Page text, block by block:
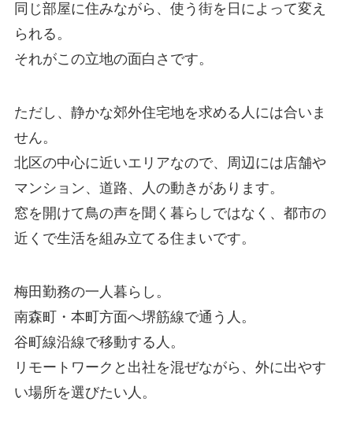
同じ部屋に住みながら、使う街を日によって変え
られる。
それがこの立地の面白さです。
ただし、静かな郊外住宅地を求める人には合いま
せん。
北区の中心に近いエリアなので、周辺には店舗や
マンション、道路、人の動きがあります。
窓を開けて鳥の声を聞く暮らしではなく、都市の
近くで生活を組み立てる住まいです。
梅田勤務の一人暮らし。
南森町・本町方面へ堺筋線で通う人。
谷町線沿線で移動する人。
リモートワークと出社を混ぜながら、外に出やす
い場所を選びたい人。